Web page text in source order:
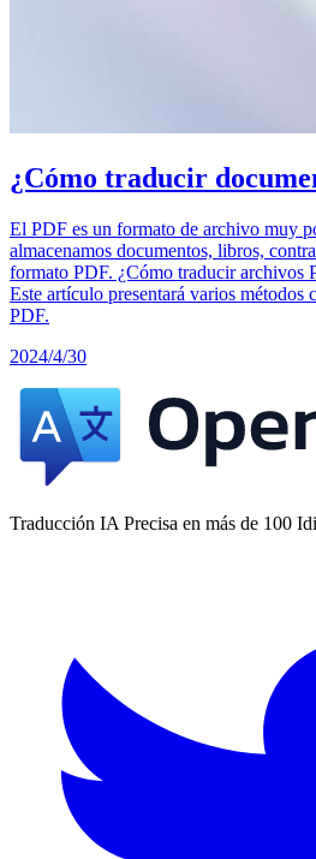
¿Cómo traducir
El PDF es un formato de archivo muy
almacenamos documentos, libros,
formato PDF. ¿Cómo traducir archivos
Este artículo presentará varios métodos
PDF.
2024/4/30
Traducción IA Precisa en más de 100